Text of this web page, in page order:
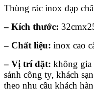
Thùng rác inox đạp
– Kích thước:
– Chất liệu: inox cao
– Vị trí đặt: không gia
sảnh công ty, khách
theo nhu cầu khách